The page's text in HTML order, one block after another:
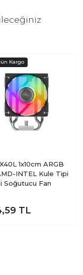
1x10cm ARGB
INTEL Kule Tipi
Soğutucu Fan
TL